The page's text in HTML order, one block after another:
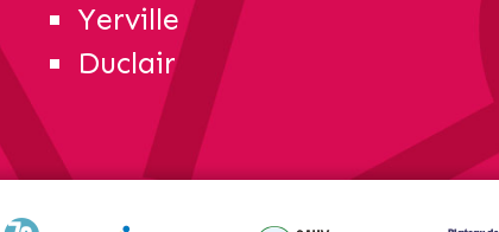
Yerville
Duclair